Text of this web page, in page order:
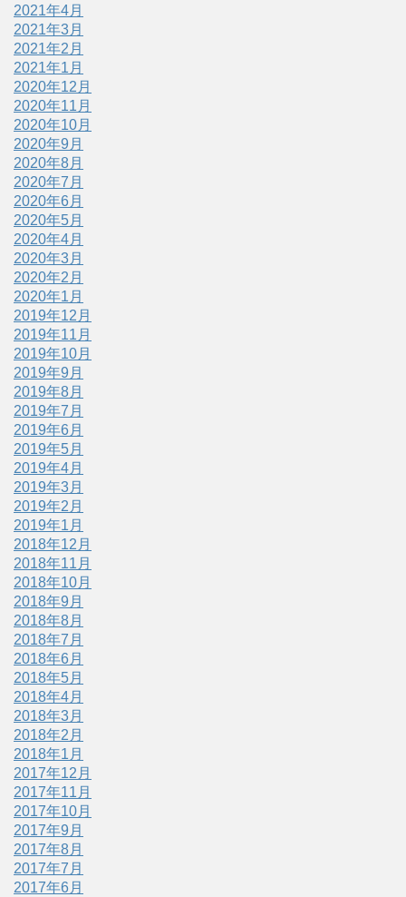
2021年4月
2021年3月
2021年2月
2021年1月
2020年12月
2020年11月
2020年10月
2020年9月
2020年8月
2020年7月
2020年6月
2020年5月
2020年4月
2020年3月
2020年2月
2020年1月
2019年12月
2019年11月
2019年10月
2019年9月
2019年8月
2019年7月
2019年6月
2019年5月
2019年4月
2019年3月
2019年2月
2019年1月
2018年12月
2018年11月
2018年10月
2018年9月
2018年8月
2018年7月
2018年6月
2018年5月
2018年4月
2018年3月
2018年2月
2018年1月
2017年12月
2017年11月
2017年10月
2017年9月
2017年8月
2017年7月
2017年6月